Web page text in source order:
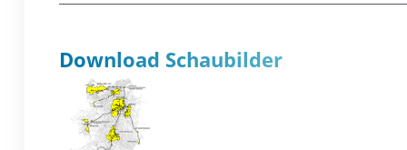
Download Schaubilder